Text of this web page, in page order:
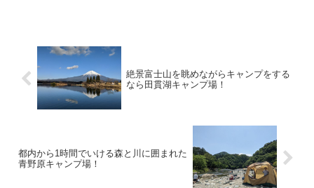
絶景富士山を眺めながらキャンプをする
なら田貫湖キャンプ場！
都内から1時間でいける森と川に囲まれた
青野原キャンプ場！